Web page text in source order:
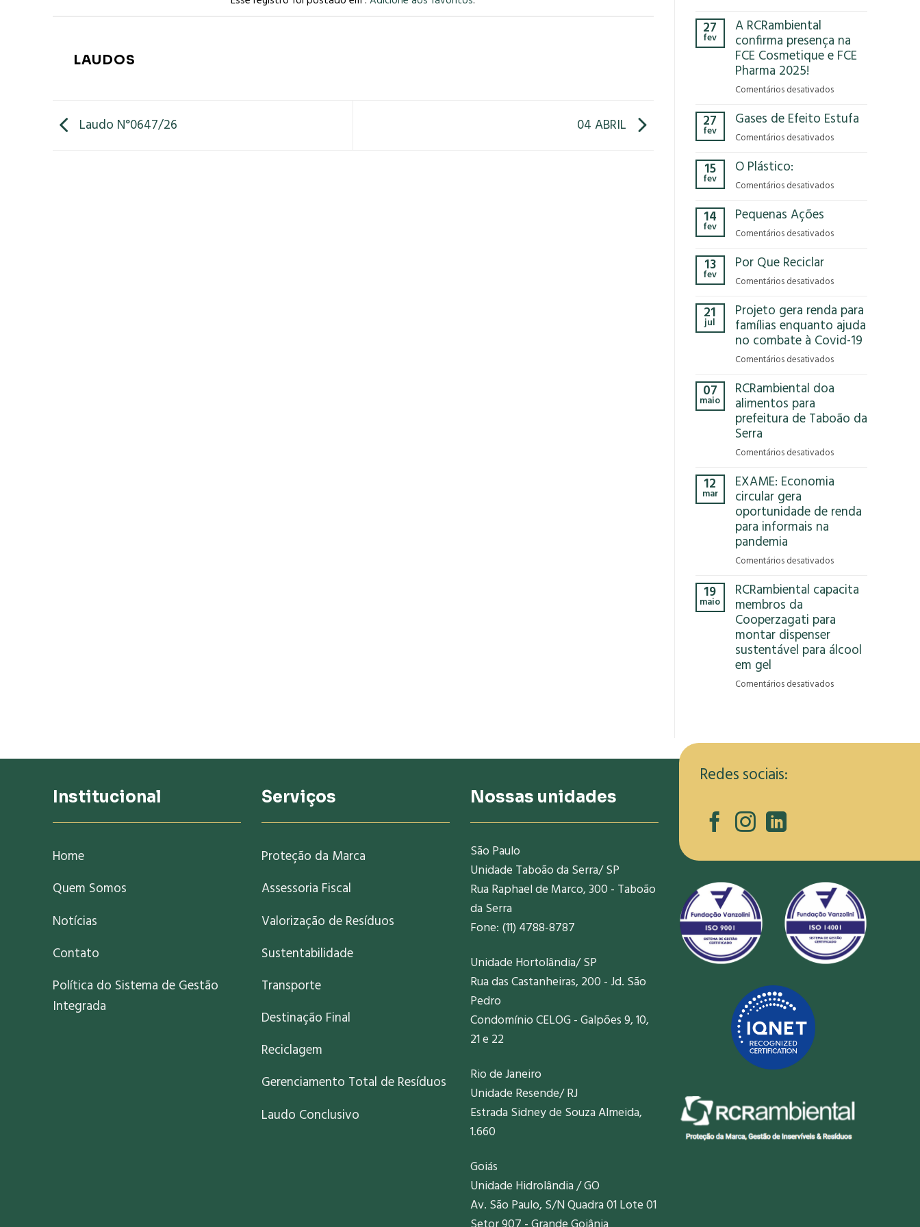
LAUDOS
Laudo N°0647/26 04 ABRIL
parou
para
impacto
que
o
modelo
no
27
fev
A RCRambiental
confirma presença na
FCE Cosmetique e FCE
Pharma 2025!
Comentários desativadosem
RCRambiental
confirma
Cosmetique
Pharma
27
fev
Gases de Efeito Estufa
Comentários desativadosem
Efeito
15
fev
O Plástico:
Comentários desativadosem
14
fev
Pequenas Ações
Comentários desativadosem
13
fev
Por Que Reciclar
Comentários desativadosem
Que
Reciclar
21
jul
Projeto gera renda para
famílias enquanto ajuda
no combate à Covid-19
Comentários desativadosem
gera
para
ajuda
combate
Covid-
07
maio
RCRambiental doa
alimentos para
prefeitura de Taboão da
Serra
Comentários desativadosem
doa
para
da
Serra
12
mar
EXAME: Economia
circular gera
oportunidade de renda
para informais na
pandemia
Comentários desativadosem
Economia
gera
de
informais
19
maio
RCRambiental capacita
membros da
Cooperzagati para
montar dispenser
sustentável para álcool
em gel
Comentários desativadosem
da
Institucional
Home
Quem Somos
Notícias
Contato
Política do Sistema de Gestão
Integrada
Serviços
Proteção da Marca
Assessoria Fiscal
Valorização de Resíduos
Sustentabilidade
Transporte
Destinação Final
Reciclagem
Gerenciamento Total de Resíduos
Laudo Conclusivo
Nossas unidades
São Paulo
Unidade Taboão da Serra/ SP
Rua Raphael de Marco, 300 - Taboão
da Serra
Fone: (11) 4788-8787
Unidade Hortolândia/ SP
Rua das Castanheiras, 200 - Jd. São
Pedro
Condomínio CELOG - Galpões 9, 10,
21 e 22
Rio de Janeiro
Unidade Resende/ RJ
Estrada Sidney de Souza Almeida,
1.660
Goiás
Unidade Hidrolândia / GO
Av. São Paulo, S/N Quadra 01 Lote 01
Redes sociais: